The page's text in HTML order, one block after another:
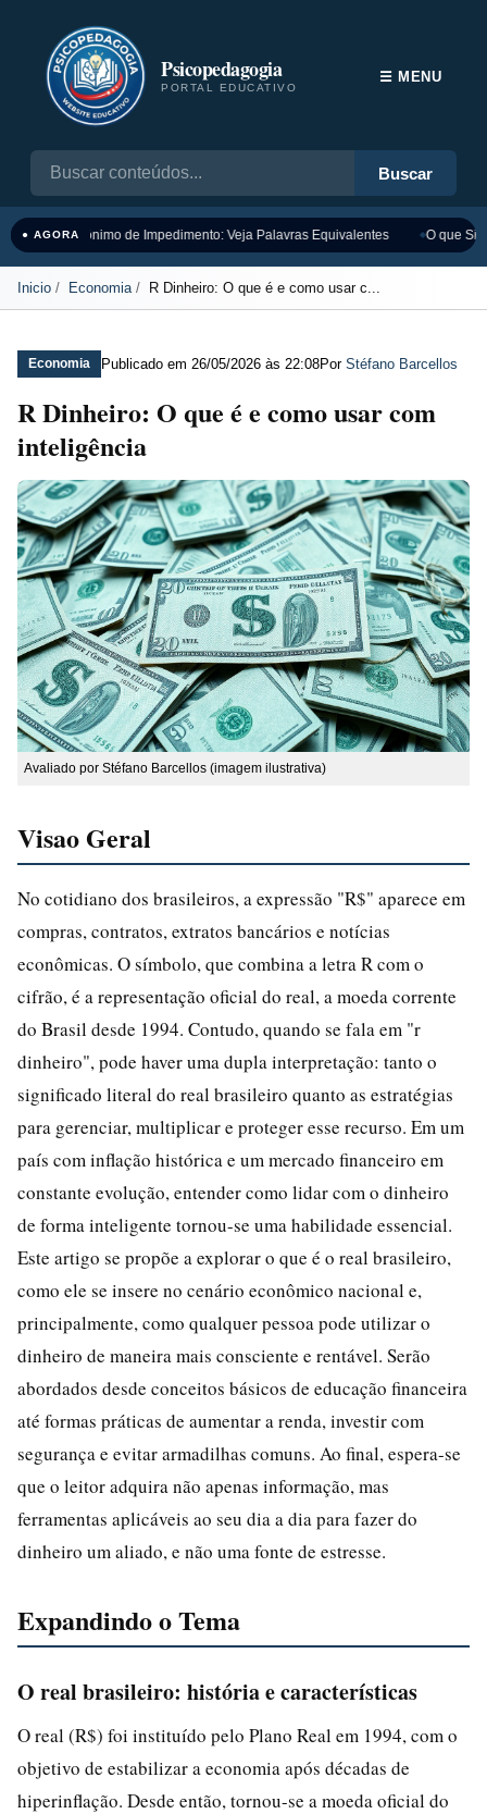
Psicopedagogia
PORTAL EDUCATIVO
Buscar
☰ MENU
● AGORASinônimo de Impedimento: Veja Palavras Equivalentes O que
Inicio Economia R Dinheiro: O que é e como usar c...
Economia Publicado em 26/05/2026 às 22:08Por Stéfano Barcellos
R Dinheiro: O que é e como usar com
inteligência
Avaliado por Stéfano Barcellos (imagem ilustrativa)
Visao Geral
No cotidiano dos brasileiros, a expressão "R$" aparece em
compras, contratos, extratos bancários e notícias
econômicas. O símbolo, que combina a letra R com o
cifrão, é a representação oficial do real, a moeda corrente
do Brasil desde 1994. Contudo, quando se fala em "r
dinheiro", pode haver uma dupla interpretação: tanto o
significado literal do real brasileiro quanto as estratégias
para gerenciar, multiplicar e proteger esse recurso. Em um
país com inflação histórica e um mercado financeiro em
constante evolução, entender como lidar com o dinheiro
de forma inteligente tornou-se uma habilidade essencial.
Este artigo se propõe a explorar o que é o real brasileiro,
como ele se insere no cenário econômico nacional e,
principalmente, como qualquer pessoa pode utilizar o
dinheiro de maneira mais consciente e rentável. Serão
abordados desde conceitos básicos de educação financeira
até formas práticas de aumentar a renda, investir com
segurança e evitar armadilhas comuns. Ao final, espera-se
que o leitor adquira não apenas informação, mas
ferramentas aplicáveis ao seu dia a dia para fazer do
dinheiro um aliado, e não uma fonte de estresse.
Expandindo o Tema
O real brasileiro: história e características
O real (R$) foi instituído pelo Plano Real em 1994, com o
objetivo de estabilizar a economia após décadas de
hiperinflação. Desde então, tornou-se a moeda oficial do